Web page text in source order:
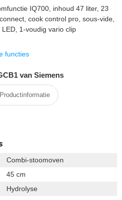
IQ700, inhoud 47 liter, 23
cook control pro, sous-vide,
1-voudig vario clip
functies
van Siemens
Productinformatie
Combi-stoomoven
45 cm
Hydrolyse